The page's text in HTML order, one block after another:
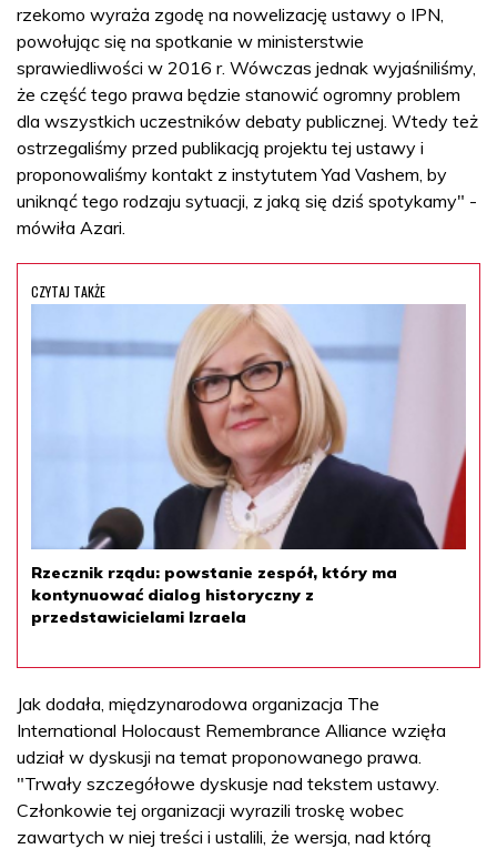
rzekomo wyraża zgodę na nowelizację ustawy o IPN,
powołując się na spotkanie w ministerstwie
sprawiedliwości w 2016 r. Wówczas jednak wyjaśniliśmy,
że część tego prawa będzie stanowić ogromny problem
dla wszystkich uczestników debaty publicznej. Wtedy też
ostrzegaliśmy przed publikacją projektu tej ustawy i
proponowaliśmy kontakt z instytutem Yad Vashem, by
uniknąć tego rodzaju sytuacji, z jaką się dziś spotykamy" -
mówiła Azari.
CZYTAJ TAKŻE
Rzecznik rządu: powstanie zespół, który ma
kontynuować dialog historyczny z
przedstawicielami Izraela
Jak dodała, międzynarodowa organizacja The
International Holocaust Remembrance Alliance wzięła
udział w dyskusji na temat proponowanego prawa.
"Trwały szczegółowe dyskusje nad tekstem ustawy.
Członkowie tej organizacji wyrazili troskę wobec
zawartych w niej treści i ustalili, że wersja, nad którą